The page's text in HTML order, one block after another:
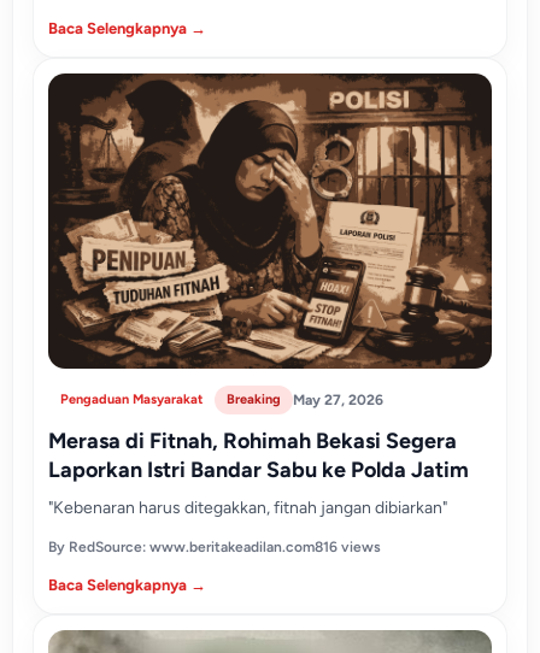
Baca Selengkapnya →
Pengaduan Masyarakat Breaking May 27, 2026
Merasa di Fitnah, Rohimah Bekasi Segera
Laporkan Istri Bandar Sabu ke Polda Jatim
"Kebenaran harus ditegakkan, fitnah jangan dibiarkan"
By RedSource: www.beritakeadilan.com816 views
Baca Selengkapnya →